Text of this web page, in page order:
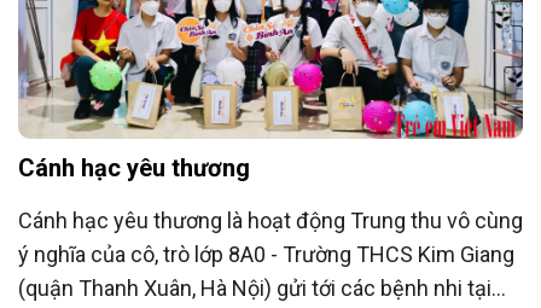
Cánh hạc yêu thương
Cánh hạc yêu thương là hoạt động Trung thu vô cùng
ý nghĩa của cô, trò lớp 8A0 - Trường THCS Kim Giang
(quận Thanh Xuân, Hà Nội) gửi tới các bệnh nhi tại